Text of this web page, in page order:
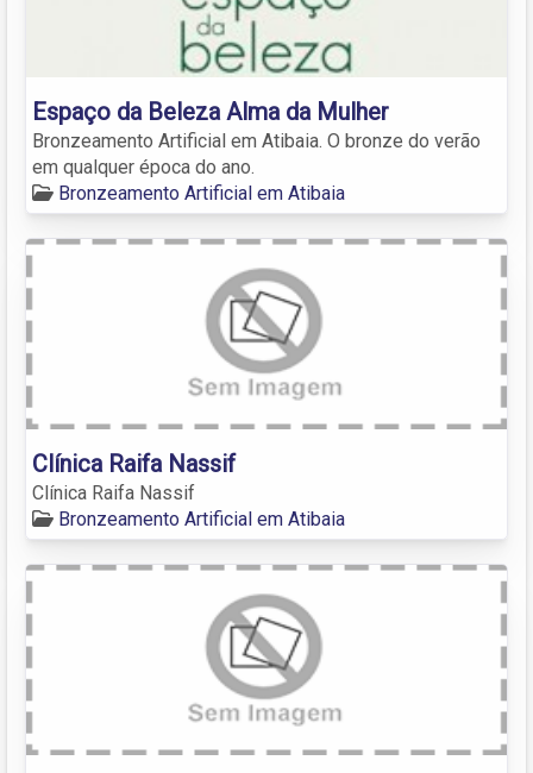
Espaço da Beleza Alma da Mulher
Bronzeamento Artificial em Atibaia. O bronze do verão
em qualquer época do ano.
Bronzeamento Artificial em Atibaia
Clínica Raifa Nassif
Clínica Raifa Nassif
Bronzeamento Artificial em Atibaia